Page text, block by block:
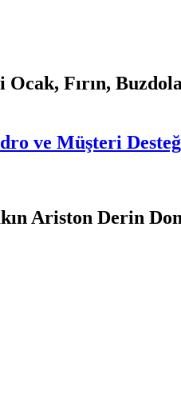
Fırın,
ve Müşteri
Ariston Derin